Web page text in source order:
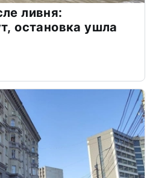
ливня:
остановка ушла